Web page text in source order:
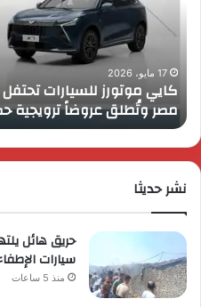
عام
انطلاقها
في
مصر
وتُطلق
عروضاً
ترويجية
حصرية
17 مايو، 2026
كايي موتورز للسيارات
مصر وتُطلق عروضاً ترويجية
نشر حديثا
حريق هائل
سيارات
منذ 5 ساعات